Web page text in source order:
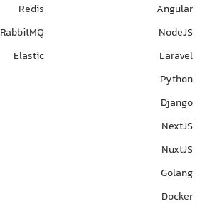
Angular
NodeJS
Laravel
Python
Django
NextJS
NuxtJS
Golang
Docker
Redis
RabbitMQ
Elastic